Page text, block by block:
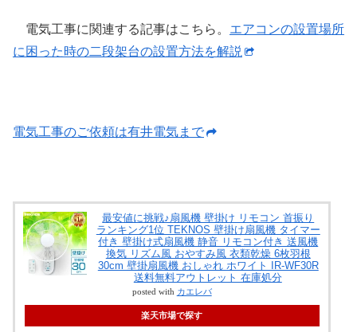
電気工事に関連する記事はこちら。 エアコンの設置場所
に困った時の二段架台の設置方法を解説
電気工事のご依頼は有井電気まで
最安値に挑戦♪扇風機 壁掛け リモコン 首振り
ランキング1位 TEKNOS 壁掛け扇風機 タイマー
付き 壁掛け式扇風機 静音 リモコン付き 送風機
換気 リズム風 おやすみ風 衣類乾燥 6枚羽根
30cm 壁掛扇風機 おしゃれ ホワイト IR-WF30R
送料無料アウトレット 在庫処分
posted with カエレバ
楽天市場で探す